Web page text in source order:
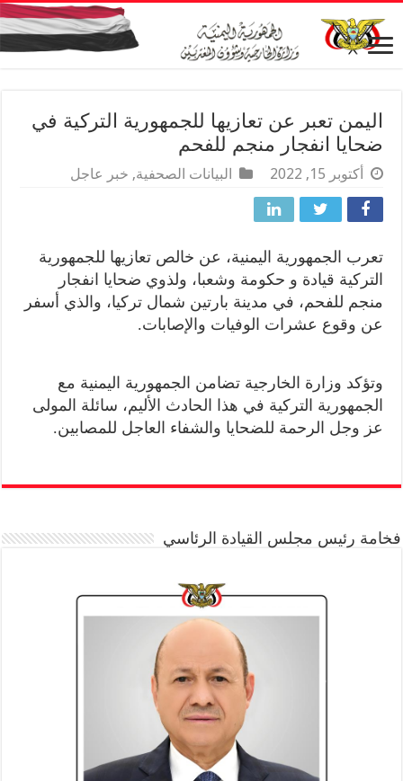
اليمن تعبر عن تعازيها للجمهورية التركية في
ضحايا انفجار منجم للفحم
أكتوبر 15, 2022 البيانات الصحفية, خبر عاجل
تعرب الجمهورية اليمنية، عن خالص تعازيها للجمهورية
التركية قيادة و حكومة وشعبا، ولذوي ضحايا انفجار
منجم للفحم، في مدينة بارتين شمال تركيا، والذي أسفر
عن وقوع عشرات الوفيات والإصابات.
وتؤكد وزارة الخارجية تضامن الجمهورية اليمنية مع
الجمهورية التركية في هذا الحادث الأليم، سائلة المولى
عز وجل الرحمة للضحايا والشفاء العاجل للمصابين.
فخامة رئيس مجلس القيادة الرئاسي